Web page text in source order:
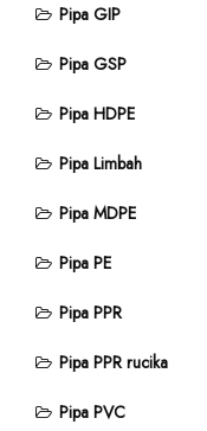
Pipa GIP
Pipa GSP
Pipa HDPE
Pipa Limbah
Pipa MDPE
Pipa PE
Pipa PPR
Pipa PPR rucika
Pipa PVC